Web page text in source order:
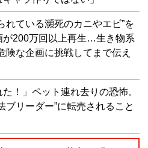
れている瀕死のカニやエビ”を
が200万回以上再生…生き物系
険な企画に挑戦してまで伝え
た！」ペット連れ去りの恐怖。
ブリーダー”に転売されること